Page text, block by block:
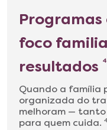
foco
resultados
4
Quando a família
organizada do
melhoram —
para quem cuida.